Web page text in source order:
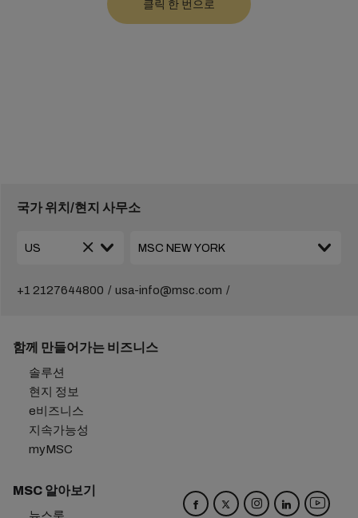
국가 위치/현지 사무소
+1 2127644800 usa-info@msc.com
함께 만들어가는 비즈니스
솔루션
현지 정보
e비즈니스
지속가능성
myMSC
MSC 알아보기